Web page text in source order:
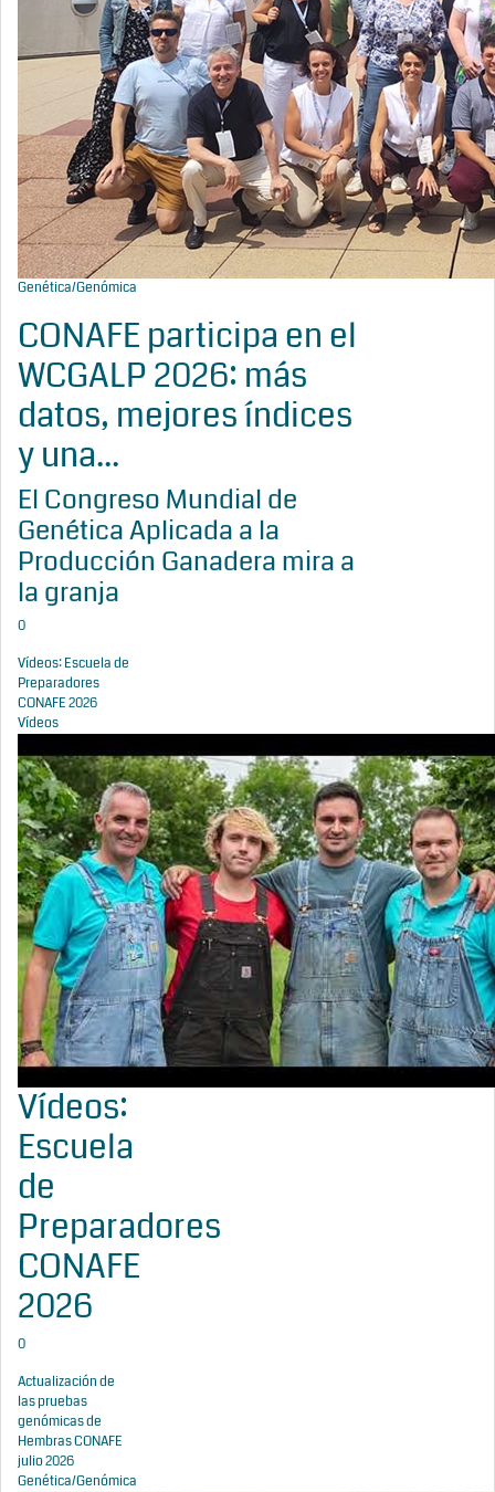
Genética/Genómica
CONAFE participa en el
WCGALP 2026: más
datos, mejores índices
y una...
El Congreso Mundial de
Genética Aplicada a la
Producción Ganadera mira a
la granja
0
Vídeos: Escuela de
Preparadores
CONAFE 2026
Vídeos
Vídeos:
Escuela
de
Preparadores
CONAFE
2026
0
Actualización de
las pruebas
genómicas de
Hembras CONAFE
julio 2026
Genética/Genómica